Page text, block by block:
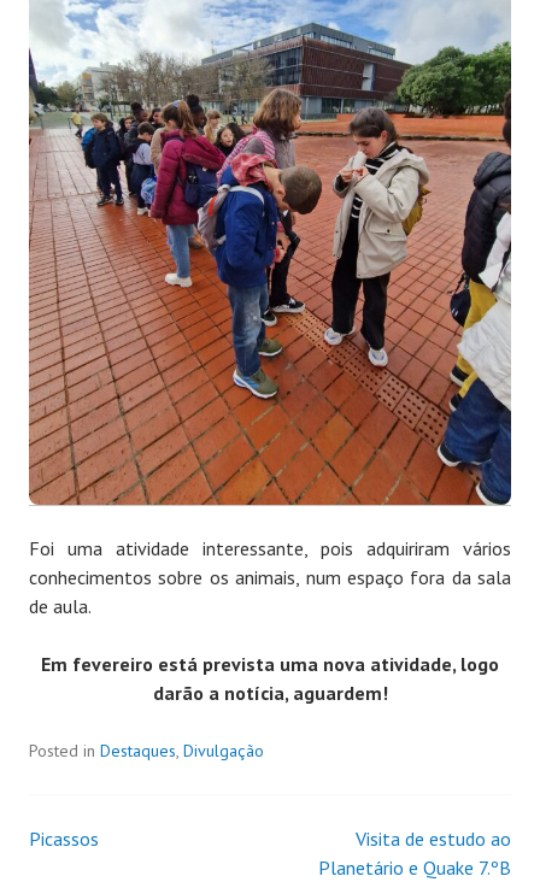
Foi uma atividade interessante, pois adquiriram vários
conhecimentos sobre os animais, num espaço fora da sala
de aula.
Em fevereiro está prevista uma nova atividade, logo
darão a notícia, aguardem!
Posted in Destaques, Divulgação
Picassos
Visita de estudo ao
Planetário e Quake 7.ºB